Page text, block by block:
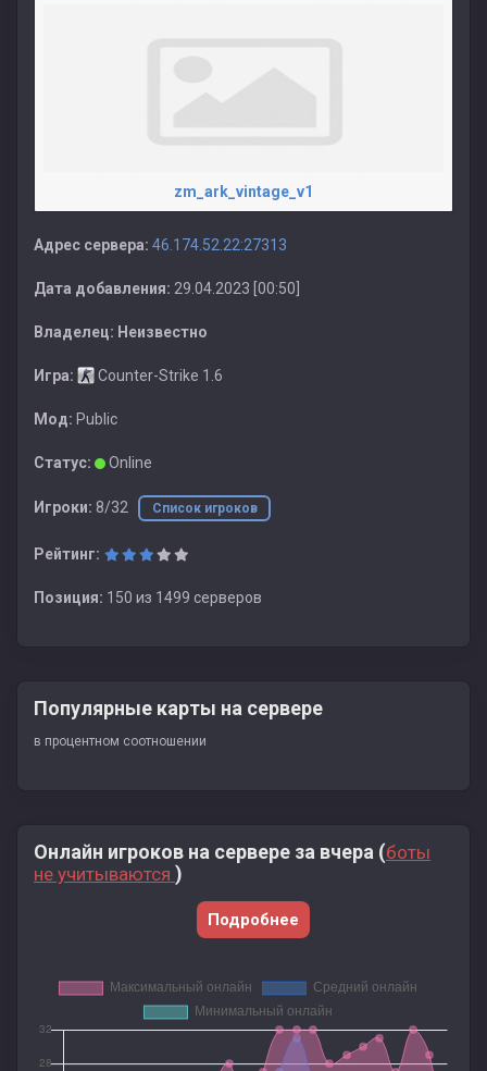
zm_ark_vintage_v1
Адрес сервера: 46.174.52.22:27313
Дата добавления: 29.04.2023 [00:50]
Владелец: Неизвестно
Игра: Counter-Strike 1.6
Мод: Public
Статус: Online
Игроки: 8/32 Список игроков
Рейтинг:
Позиция: 150 из 1499 серверов
Популярные карты на сервере
в процентном соотношении
Онлайн игроков на сервере за вчера (боты
не учитываются )
Подробнее